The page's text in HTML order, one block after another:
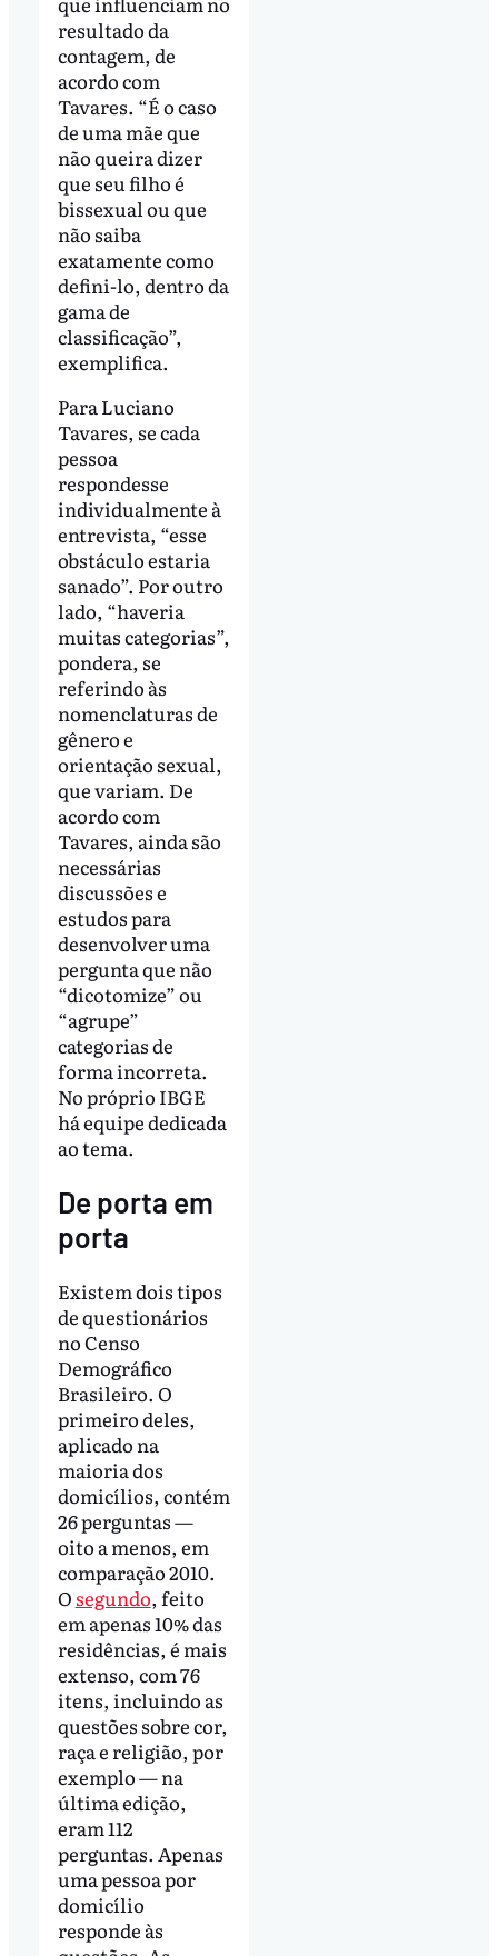
resultado da
contagem, de
acordo com
Tavares. “É o caso
de uma mãe que
não queira dizer
que seu filho é
bissexual ou que
não saiba
exatamente como
defini-lo, dentro da
gama de
classificação”,
exemplifica.
Para Luciano
Tavares, se cada
pessoa
respondesse
individualmente à
entrevista, “esse
obstáculo estaria
sanado”. Por outro
lado, “haveria
muitas categorias”,
pondera, se
referindo às
nomenclaturas de
gênero e
orientação sexual,
que variam. De
acordo com
Tavares, ainda são
necessárias
discussões e
estudos para
desenvolver uma
pergunta que não
“dicotomize” ou
“agrupe”
categorias de
forma incorreta.
No próprio IBGE
há equipe dedicada
ao tema.
De porta em
porta
Existem dois tipos
de questionários
no Censo
Demográfico
Brasileiro. O
primeiro deles,
aplicado na
maioria dos
domicílios, contém
26 perguntas —
oito a menos, em
comparação 2010.
O segundo, feito
em apenas 10% das
residências, é mais
extenso, com 76
itens, incluindo as
questões sobre cor,
raça e religião, por
exemplo — na
última edição,
eram 112
perguntas. Apenas
uma pessoa por
domicílio
responde às